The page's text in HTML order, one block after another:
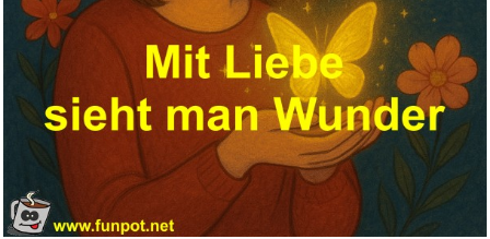
e-plus Prepaid Guthaben - f&uu...
Anzeige